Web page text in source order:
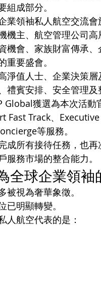
組成部分。
業領袖私人航空交流
機主、航空管理公司
機會、家族財富傳承
重要盛會。
淨值人士、企業決策
禮賓安排、安全管理
Global獲選為本次活
Fast Track、
等服務。
成所有接待任務，也
服務市場的整合能力。
全球企業領袖
被視為奢華象徵。
已明顯轉變。
人航空代表的是：